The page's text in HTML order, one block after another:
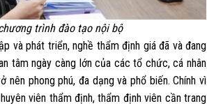
trình đào tạo nội bộ
và phát triển, nghề thẩm định giá đã và đang
tâm ngày càng lớn của các tổ chức, cá nhân
nên phong phú, đa dạng và phổ biến. Chính vì
viên thẩm định, thẩm định viên cần trang